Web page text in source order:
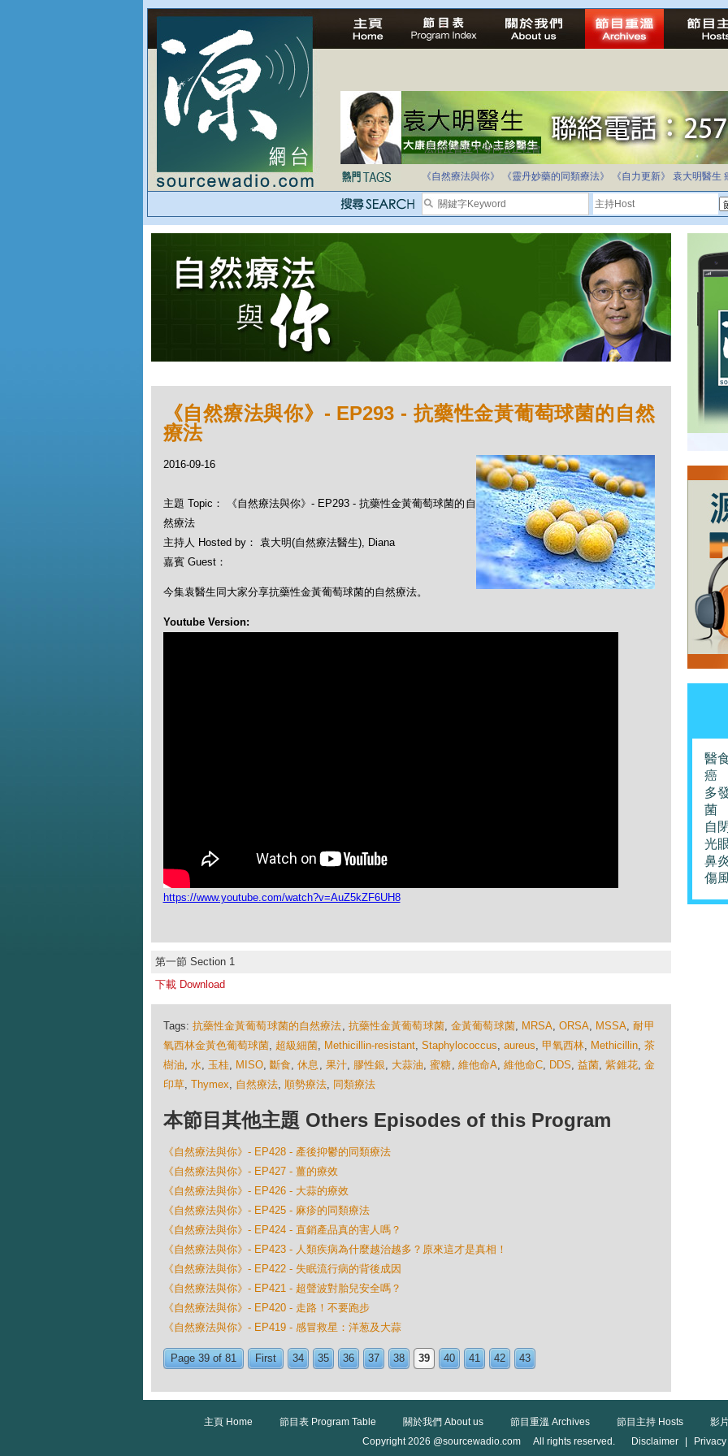
法治社會並不等同公正社會
自家教育合法化-推動多元化教育，全民學卷制
《自然療法與你》
《靈丹妙藥的同類療法》 《自力更新》 袁大明醫生
《自然療法與你》- EP293 - 抗藥性金黃葡萄球菌的自然
療法
2016-09-16
主題 Topic： 《自然療法與你》- EP293 - 抗藥性金黃葡萄球菌的自
然療法
主持人 Hosted by： 袁大明(自然療法醫生), Diana
嘉賓 Guest：
今集袁醫生同大家分享抗藥性金黃葡萄球菌的自然療法。
Youtube Version:
https://www.youtube.com/watch?v=AuZ5kZF6UH8
第一節 Section 1
下載 Download
Tags: 抗藥性金黃葡萄球菌的自然療法, 抗藥性金黃葡萄球菌,金黃葡萄球菌, MRSA,ORSA, MSSA,耐甲
氧西林金黃色葡萄球菌, 超級細菌, Methicillin-resistant, Staphylococcus, aureus, 甲氧西林, Methicillin, 茶
樹油, 水, 玉桂, MISO, 斷食,休息 , 果汁, 膠性銀, 大蒜油,蜜糖, 維他命A, 維他命C, DDS,益菌,紫錐花, 金
印草, Thymex, 自然療法, 順勢療法, 同類療法
本節目其他主題 Others Episodes of this Program
《自然療法與你》- EP428 - 產後抑鬱的同類療法
《自然療法與你》- EP427 - 薑的療效
《自然療法與你》- EP426 - 大蒜的療效
《自然療法與你》- EP425 - 麻疹的同類療法
《自然療法與你》- EP424 - 直銷產品真的害人嗎？
《自然療法與你》- EP423 - 人類疾病為什麼越治越多？原來這才是真相！
《自然療法與你》- EP422 - 失眠流行病的背後成因
《自然療法與你》- EP421 - 超聲波對胎兒安全嗎？
《自然療法與你》- EP420 - 走路！不要跑步
《自然療法與你》- EP419 - 感冒救星：洋葱及大蒜
Page 39 of 81 First 34 35 36 37 38 39 40 41 42 43
醫
癌
多
菌
自
光
鼻
傷
主頁 Home 節目表 Program Table 關於我們 About us 節目重溫 Archives 節目主持 Hosts
影
Copyright 2026 @sourcewadio.com All rights reserved.
Disclaimer Privacy